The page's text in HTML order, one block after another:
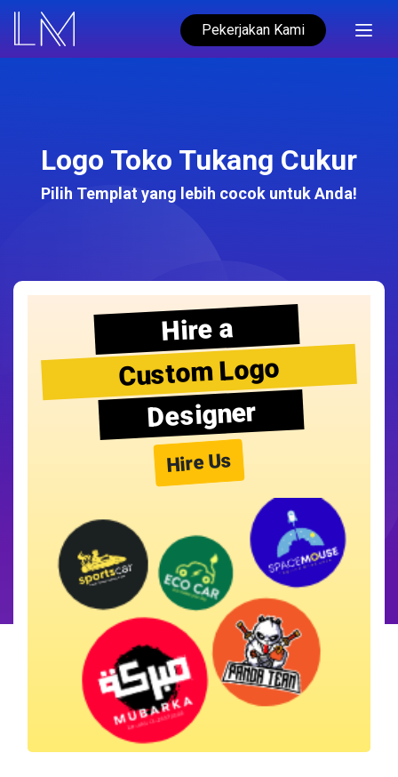
Pekerjakan Kami
Logo Toko Tukang Cukur
Pilih Templat yang lebih cocok untuk Anda!
Hire a
Custom Logo
Designer
Hire Us